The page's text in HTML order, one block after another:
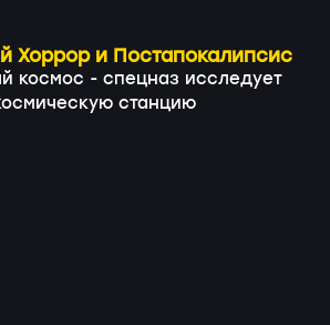
Хоррор и Постапокалипсис